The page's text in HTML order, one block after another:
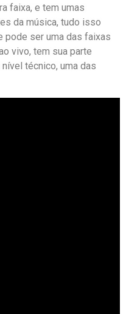
faixa, e tem umas
da música, tudo isso
pode ser uma das faixas
vivo, tem sua parte
técnico, uma das